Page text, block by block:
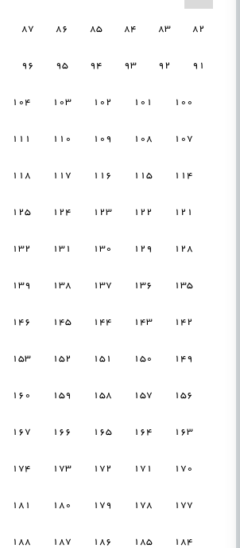
82
83
84
85
86
87
91
92
93
94
95
96
100
101
102
103
104
107
108
109
110
111
114
115
116
117
118
121
122
123
124
125
128
129
130
131
132
135
136
137
138
139
142
143
144
145
146
149
150
151
152
153
156
157
158
159
160
163
164
165
166
167
170
171
172
173
174
177
178
179
180
181
184
185
186
187
188